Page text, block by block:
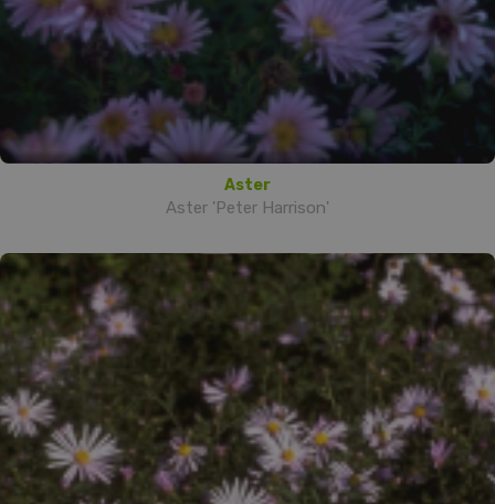
Aster
Aster 'Peter Harrison'